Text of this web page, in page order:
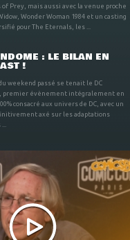
Prey, mais aussi avec la venue proche
Wonder Woman 1984 et un casting
pour The Eternals, les ...
: LE BILAN EN
!
weekend passé se tenait le DC
premier évènement intégralement en
consacré aux univers de DC, avec un
axé sur les adaptations